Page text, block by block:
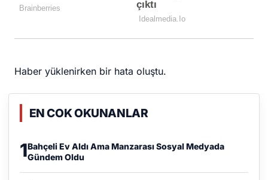
Haber yüklenirken bir hata oluştu.
EN COK OKUNANLAR
1Bahçeli Ev Aldı Ama Manzarası Sosyal Medyada
Gündem Oldu